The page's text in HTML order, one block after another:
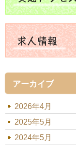
アーカイブ
2026年4月
2025年5月
2024年5月